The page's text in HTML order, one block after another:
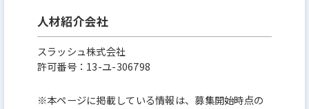
人材紹介会社
スラッシュ株式会社
許可番号：13-ユ-306798
※本ページに掲載している情報は、募集開始時点の